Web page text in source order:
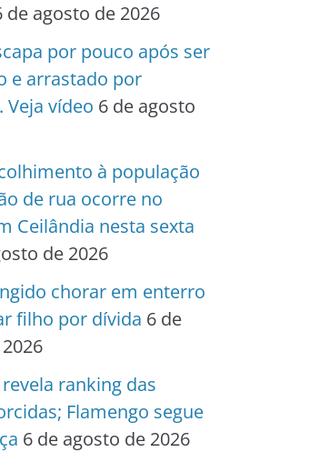
de agosto de 2026
por pouco após ser
e arrastado por
Veja vídeo 6 de agosto
à população
de rua ocorre no
Ceilândia nesta sexta
de 2026
chorar em enterro
filho por dívida 6 de
ranking das
Flamengo segue
6 de agosto de 2026